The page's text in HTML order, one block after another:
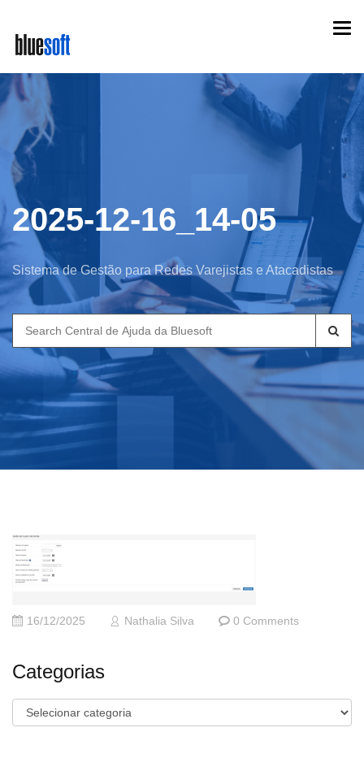
main
content
2025-12-16_14-05
Sistema de Gestão para Redes Varejistas e Atacadistas
Search
for:
16/12/2025 Nathalia Silva 0 Comments
Categorias
Categorias